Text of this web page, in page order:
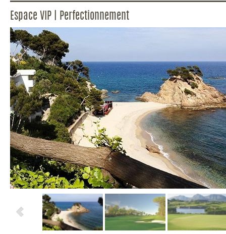
Espace VIP | Perfectionnement